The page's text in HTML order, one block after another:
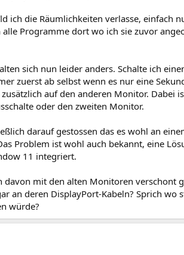
ich die Räumlichkeiten verlasse, einfach
Programme dort wo ich sie zuvor
sich nun leider anders. Schalte ich
zuerst ab selbst wenn es nur eine
auf den anderen Monitor. Dabei
oder den zweiten Monitor.
darauf gestossen das es wohl an
Problem ist wohl auch bekannt, eine
11 integriert.
mit den alten Monitoren verschont
an deren DisplayPort-Kabeln? Sprich wo
würde?